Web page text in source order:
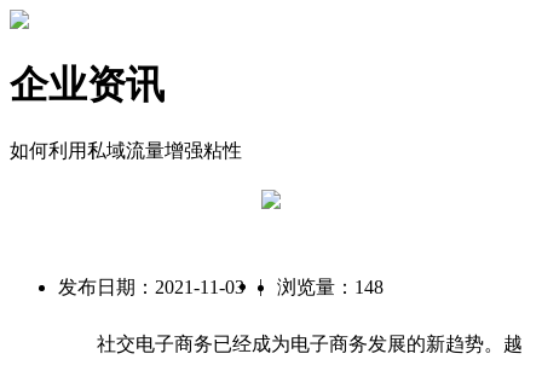
企业资讯
如何利用私域流量增强粘性
发布日期：2021-11-03 | 浏览量：148
社交电子商务已经成为电子商务发展的新趋势。越